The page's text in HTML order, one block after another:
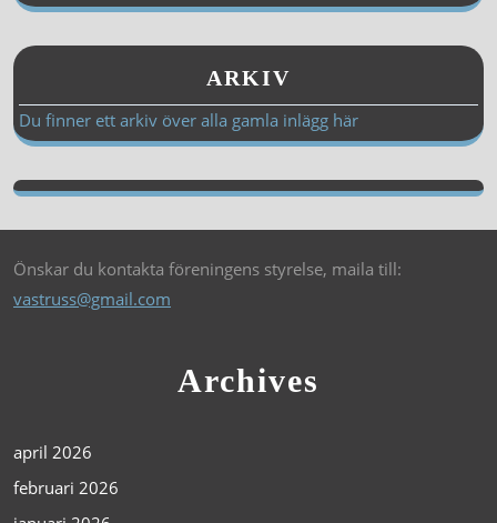
ARKIV
Du finner ett arkiv över alla gamla inlägg här
Önskar du kontakta föreningens styrelse, maila till:
vastruss@gmail.com
Archives
april 2026
februari 2026